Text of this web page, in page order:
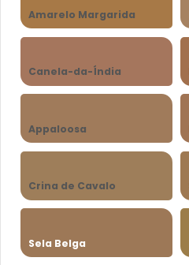
Amarelo Margarida
Canela-da-Índia
Appaloosa
Crina de Cavalo
Sela Belga